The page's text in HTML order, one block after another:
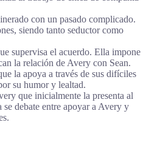
con un pasado complicado.
siendo tanto seductor como
supervisa el acuerdo. Ella impone
la relación de Avery con Sean.
la apoya a través de sus difíciles
su humor y lealtad.
que inicialmente la presenta al
debate entre apoyar a Avery y